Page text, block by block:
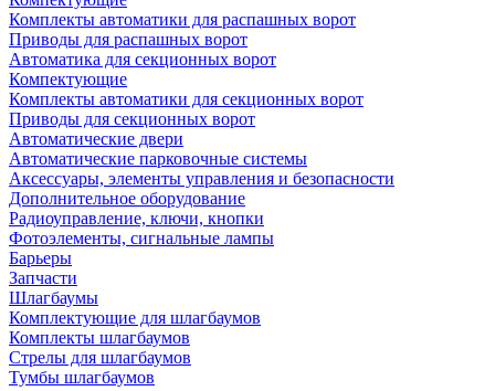
Комплекты автоматики для распашных ворот
Приводы для распашных ворот
Автоматика для секционных ворот
Компектующие
Комплекты автоматики для секционных ворот
Приводы для секционных ворот
Автоматические двери
Автоматические парковочные системы
Аксессуары, элементы управления и безопасности
Дополнительное оборудование
Радиоуправление, ключи, кнопки
Фотоэлементы, сигнальные лампы
Барьеры
Запчасти
Шлагбаумы
Комплектующие для шлагбаумов
Комплекты шлагбаумов
Стрелы для шлагбаумов
Тумбы шлагбаумов